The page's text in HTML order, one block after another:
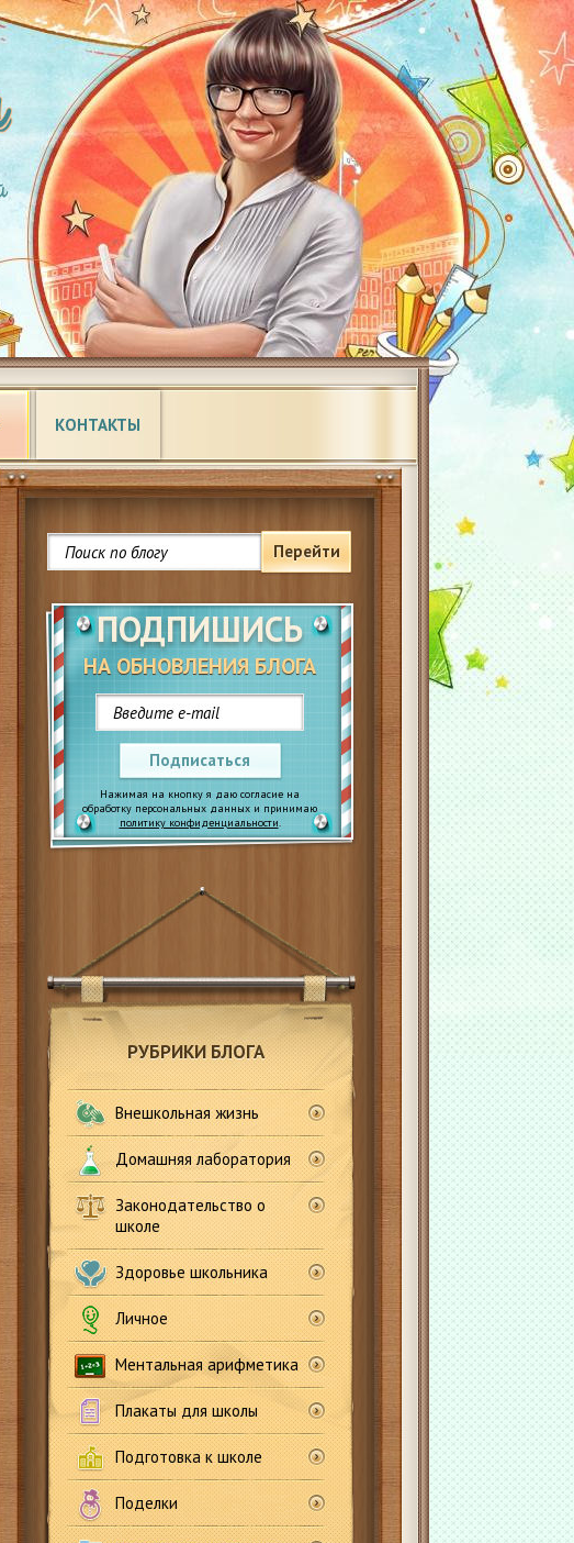
КОНТАКТЫ
Перейти
ПОДПИШИСЬ
НА ОБНОВЛЕНИЯ БЛОГА
Подписаться
Нажимая на кнопку я даю согласие на
обработку персональных данных и принимаю
политику конфиденциальности.
РУБРИКИ БЛОГА
Внешкольная жизнь
Домашняя лаборатория
Законодательство о
школе
Здоровье школьника
Личное
Ментальная арифметика
Плакаты для школы
Подготовка к школе
Поделки